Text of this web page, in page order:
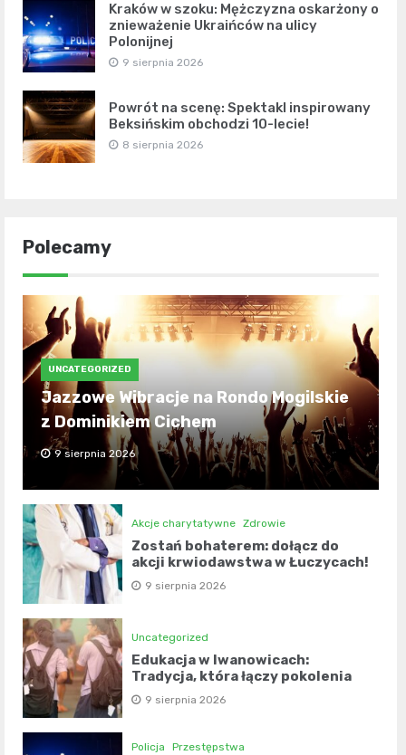
Kraków w szoku: Mężczyzna oskarżony o
znieważenie Ukraińców na ulicy
Polonijnej
9 sierpnia 2026
Powrót na scenę: Spektakl inspirowany
Beksińskim obchodzi 10-lecie!
8 sierpnia 2026
Polecamy
UNCATEGORIZED
Jazzowe Wibracje na Rondo Mogilskie
z Dominikiem Cichem
9 sierpnia 2026
Akcje charytatywne Zdrowie
Zostań bohaterem: dołącz do
akcji krwiodawstwa w Łuczycach!
9 sierpnia 2026
Uncategorized
Edukacja w Iwanowicach:
Tradycja, która łączy pokolenia
9 sierpnia 2026
Policja Przestępstwa